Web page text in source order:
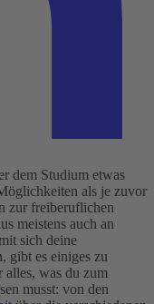
dem Studium etwas
als je zuvor
zur freiberuflichen
meistens auch an
sich deine
gibt es einiges zu
was du zum
musst: von den